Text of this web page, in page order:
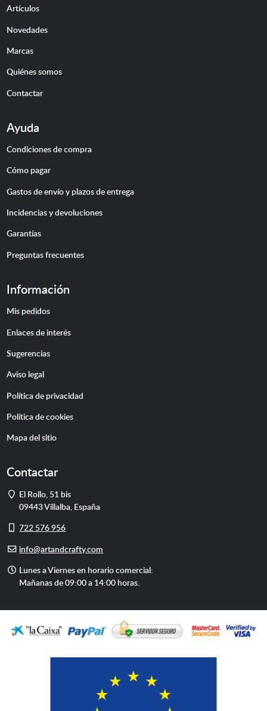
Artículos
Novedades
Marcas
Quiénes somos
Contactar
Ayuda
Condiciones de compra
Cómo pagar
Gastos de envío y plazos de entrega
Incidencias y devoluciones
Garantías
Preguntas frecuentes
Información
Mis pedidos
Enlaces de interés
Sugerencias
Aviso legal
Política de privacidad
Política de cookies
Mapa del sitio
Contactar
Dirección
El Rollo, 51 bis
09443Villalba España
Móvil
722 576 956
E-info@artandcrafty.com
Horario
de
Lunes a Viernes en horario comercial:
Mañanas de 09:00 a 14:00 horas.